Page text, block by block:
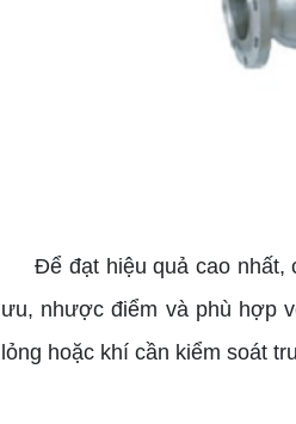
Để đạt hiệu quả cao nhất,
ưu, nhược điểm và phù hợp
lỏng hoặc khí cần kiểm soát